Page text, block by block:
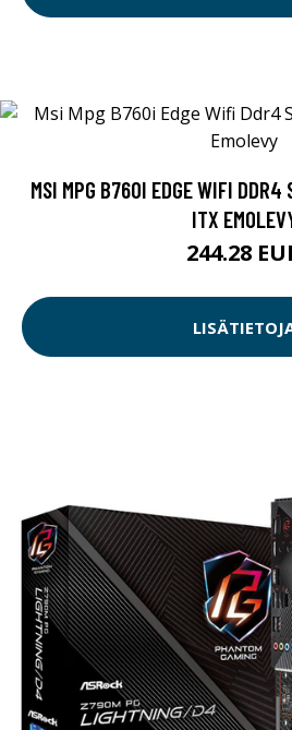
MSI MPG B760I EDGE WIFI
ITX
244.28